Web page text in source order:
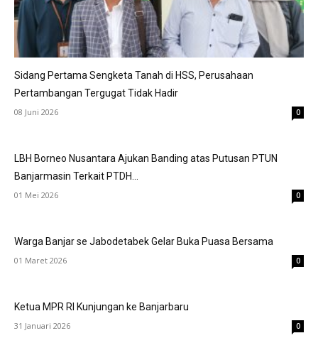
Sidang Pertama Sengketa Tanah di HSS, Perusahaan
Pertambangan Tergugat Tidak Hadir
08 Juni 2026 0
LBH Borneo Nusantara Ajukan Banding atas Putusan PTUN
Banjarmasin Terkait PTDH...
01 Mei 2026 0
Warga Banjar se Jabodetabek Gelar Buka Puasa Bersama
01 Maret 2026 0
Ketua MPR RI Kunjungan ke Banjarbaru
31 Januari 2026 0